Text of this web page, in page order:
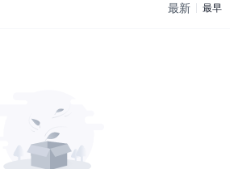
最新 最早